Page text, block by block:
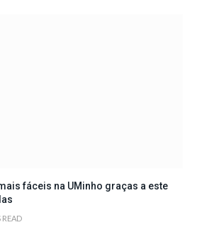
fáceis na UMinho graças a este
READ